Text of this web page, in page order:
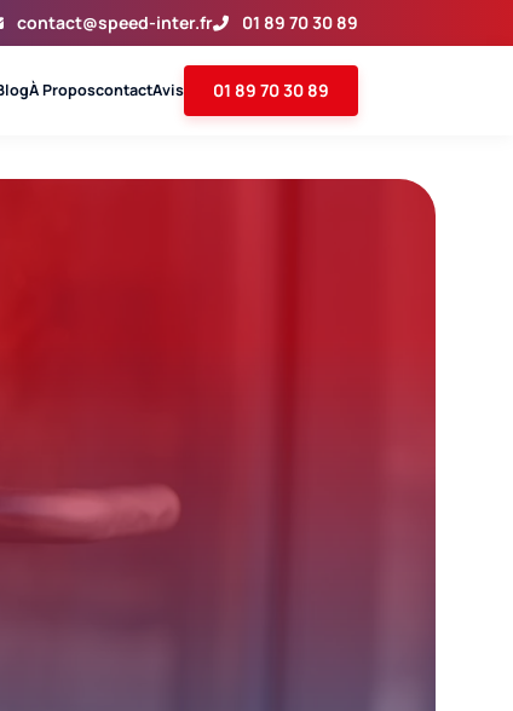
contact@speed-inter.fr 01 89 70 30 89
À ProposcontactAvis 01 89 70 30 89